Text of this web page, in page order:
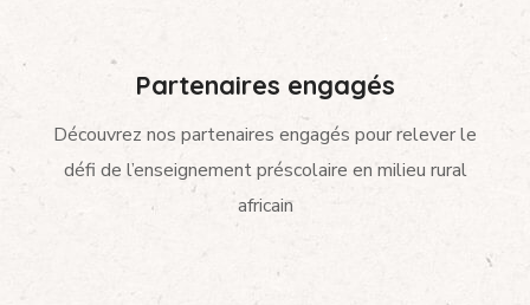
Partenaires engagés
Découvrez nos partenaires engagés pour relever le
défi de l’enseignement préscolaire en milieu rural
africain